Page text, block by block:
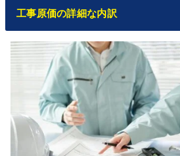
工事原価の詳細な内訳